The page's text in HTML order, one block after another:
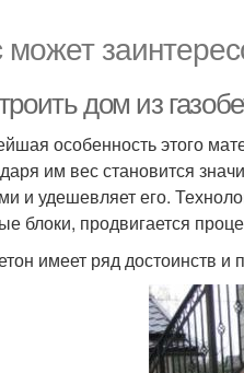
дом из
особенность этого
им вес становится
и удешевляет его.
блоки, продвигается
имеет ряд достоинств и